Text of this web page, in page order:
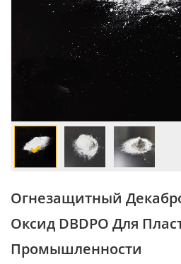
Огнезащитный
Оксид DBDPO Для
Промышленности